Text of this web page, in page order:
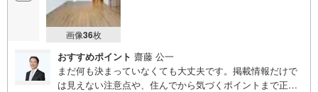
画像36枚
おすすめポイント 齋藤 公一
まだ何も決まっていなくても大丈夫です。掲載情報だけで
は見えない注意点や、住んでから気づくポイントまで正直